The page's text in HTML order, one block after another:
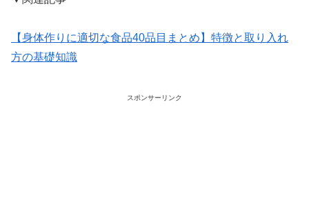
【身体作りに適切な食品40品目まとめ】特徴と取り入れ
方の基礎知識
スポンサーリンク